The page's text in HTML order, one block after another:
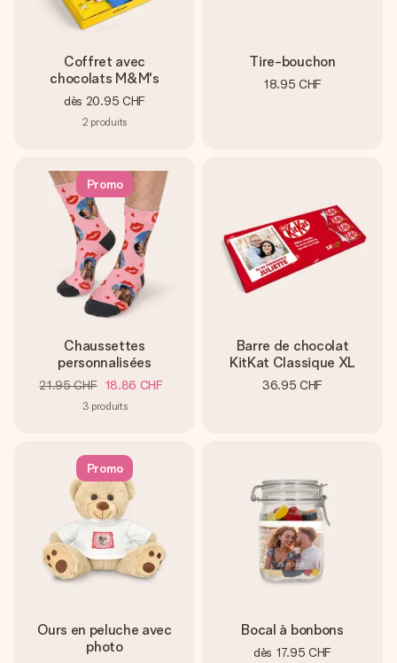
Coffret avec
chocolats M&M's
dès 20.95 CHF
2 produits
Tire-bouchon
18.95 CHF
Promo
Chaussettes
personnalisées
21.95 CHF 18.86 CHF
3 produits
Barre de chocolat
KitKat Classique XL
36.95 CHF
Promo
Ours en peluche avec
photo
Bocal à bonbons
dès 17.95 CHF